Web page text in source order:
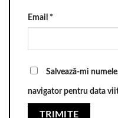
Email *
Salvează-mi
navigator pentru data